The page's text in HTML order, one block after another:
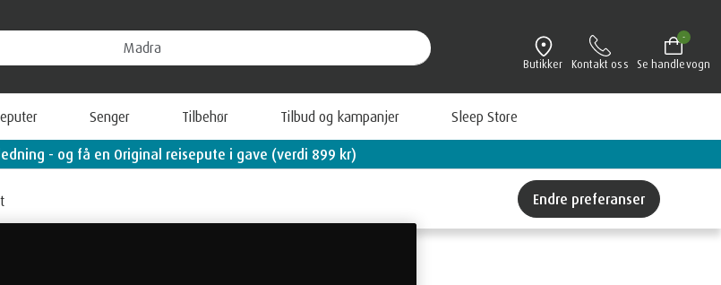
Butikker Kontakt oss Se handlevogn
-
Senger Tilbehør Tilbud og kampanjer Sleep Store
- og få en Original reisepute i gave (verdi 899 kr)
Endre preferanser
KONTAKT OSS